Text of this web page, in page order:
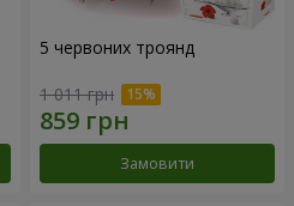
5 червоних троянд
1 011 грн
Замовити